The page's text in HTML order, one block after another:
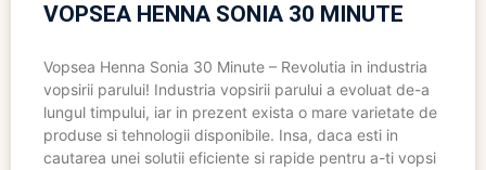
VOPSEA HENNA SONIA 30 MINUTE
Vopsea Henna Sonia 30 Minute – Revolutia in industria
vopsirii parului! Industria vopsirii parului a evoluat de-a
lungul timpului, iar in prezent exista o mare varietate de
produse si tehnologii disponibile. Insa, daca esti in
cautarea unei solutii eficiente si rapide pentru a-ti vopsi